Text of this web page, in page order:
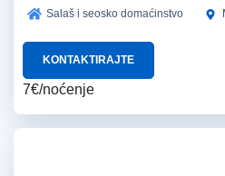
Salaš i seosko domaćinstvo
KONTAKTIRAJTE
7€/noćenje